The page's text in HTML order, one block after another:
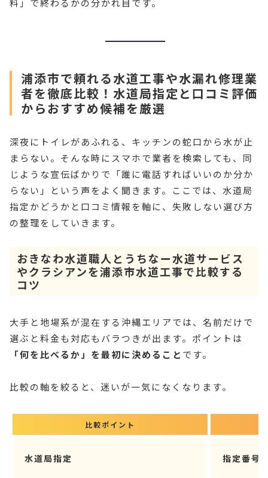
浦添市で頼れる水道工事や水漏れ修理業
者を徹底比較！水道局指定と口コミ評価
からおすすめ候補を厳選
深夜にトイレがあふれる、キッチンの蛇口から水が止
まらない。そんな時にスマホで業者を検索しても、同
じような宣伝ばかりで「誰に電話すればいいのか分か
らない」という声をよく聞きます。ここでは、水道局
指定かどうかと口コミ情報を軸に、失敗しない選び方
の整理をしていきます。
おきなわ水道職人とうちなー水道サービス
やクラシアンを浦添市水道工事で比較する
コツ
大手と地場系が混在する沖縄エリアでは、名前だけで
選ぶと料金も対応もバラつきが出ます。ポイントは
「何を比べるか」を最初に決めること です。
比較の軸を絞ると、迷いが一気になくなります。
比較ポイント
水道局指定 指定番号